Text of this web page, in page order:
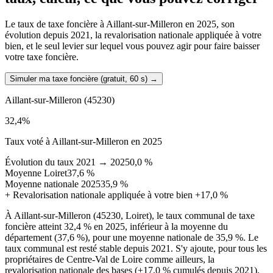
Le taux de taxe foncière à Aillant-sur-Milleron en 2025, son
évolution depuis 2021, la revalorisation nationale appliquée à votre
bien, et le seul levier sur lequel vous pouvez agir pour faire baisser
votre taxe foncière.
Simuler ma taxe foncière (gratuit, 60 s) →
Aillant-sur-Milleron (45230)
32,4%
Taux voté à Aillant-sur-Milleron en 2025
Évolution du taux 2021 → 20250,0 %
Moyenne Loiret37,6 %
Moyenne nationale 202535,9 %
+ Revalorisation nationale appliquée à votre bien +17,0 %
À Aillant-sur-Milleron (45230, Loiret), le taux communal de taxe
foncière atteint 32,4 % en 2025, inférieur à la moyenne du
département (37,6 %), pour une moyenne nationale de 35,9 %. Le
taux communal est resté stable depuis 2021. S'y ajoute, pour tous les
propriétaires de Centre-Val de Loire comme ailleurs, la
revalorisation nationale des bases (+17,0 % cumulés depuis 2021).